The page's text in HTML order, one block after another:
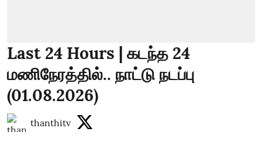
Last 24 Hours | கடந்த 24
மணிநேரத்தில்.. நாட்டு நடப்பு
(01.08.2026)
thanthitv